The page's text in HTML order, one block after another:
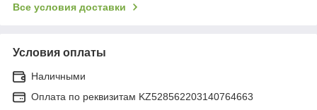
Все условия доставки
Условия оплаты
Наличными
Оплата по реквизитам KZ528562203140764663